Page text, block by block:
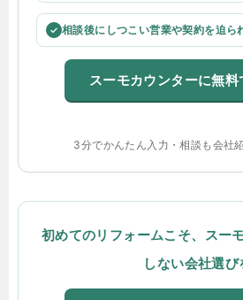
✓ 相談後にしつこい営業や契約を迫ら
スーモカウンターに無料
3分でかんたん入力・相談も会社
初めてのリフォームこそ、スー
しない会社選び